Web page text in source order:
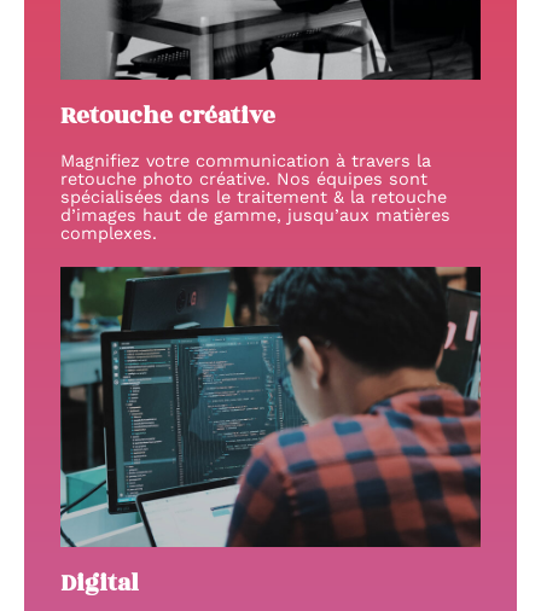
Retouche créative
Magnifiez votre communication à travers la
retouche photo créative. Nos équipes sont
spécialisées dans le traitement & la retouche
d’images haut de gamme, jusqu’aux matières
complexes.
Digital